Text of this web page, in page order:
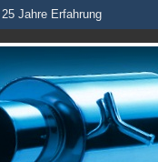
25 Jahre Erfahrung